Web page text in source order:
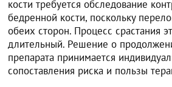
кости требуется обследование
бедренной кости, поскольку
обеих сторон. Процесс срастания
длительный. Решение о
препарата принимается
сопоставления риска и пользы